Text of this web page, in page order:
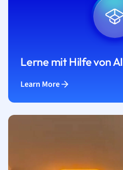
Lerne mit Hilfe von AI
Learn More